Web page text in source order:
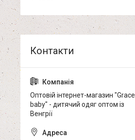
Оптовій інтернет-магазин "Grace
baby" - дитячий одяг оптом із
Венгрії